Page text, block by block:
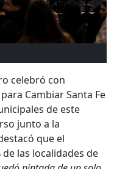
celebró con
Cambiar Santa Fe
de este
junto a la
que el
las localidades de